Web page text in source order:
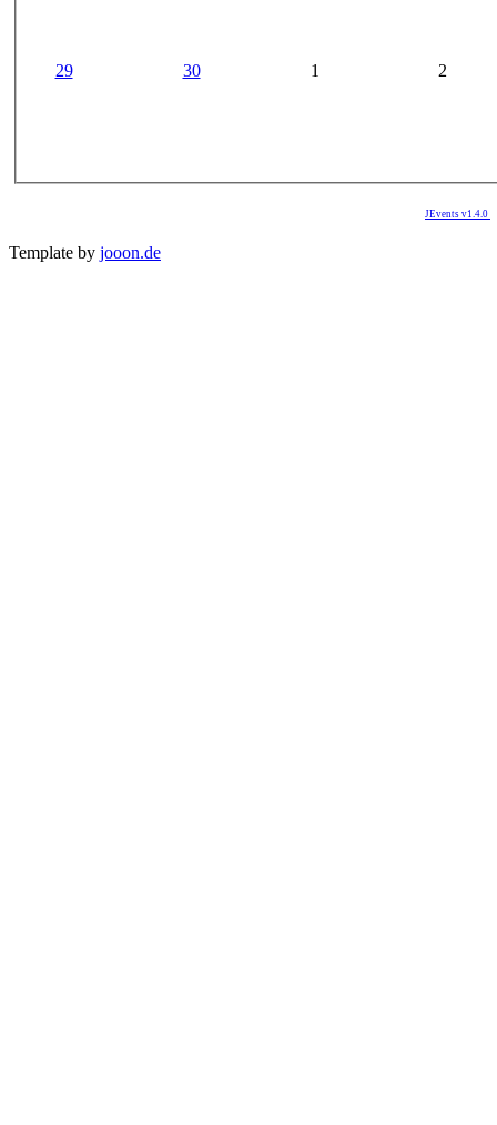
29 30 1 2
JEvents v1.4.0
Template by jooon.de